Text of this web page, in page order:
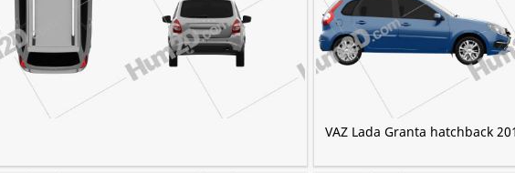
VAZ Lada Granta hatchback